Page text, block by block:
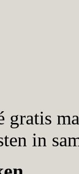
gratis
in